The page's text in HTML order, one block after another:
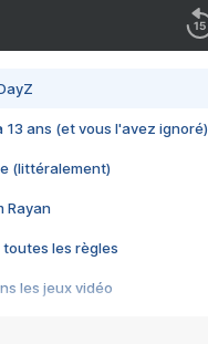
13 ans (et vous l'avez ignoré)
(littéralement)
Rayan
toutes les règles
les jeux vidéo